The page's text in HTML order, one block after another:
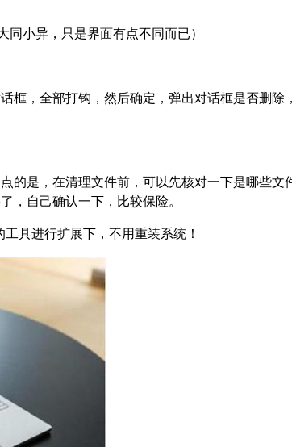
小异，只是界面有点不同而已）
框，全部打钩，然后确定，弹出对话框是否删除
的是，在清理文件前，可以先核对一下是哪些文
，自己确认一下，比较保险。
具进行扩展下，不用重装系统！